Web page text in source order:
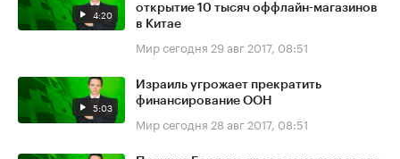
4:20
открытие 10 тысяч оффлайн-магазинов
в Китае
Мир сегодня 29 авг 2017, 08:51
5:03
Израиль угрожает прекратить
финансирование ООН
Мир сегодня 28 авг 2017, 08:51